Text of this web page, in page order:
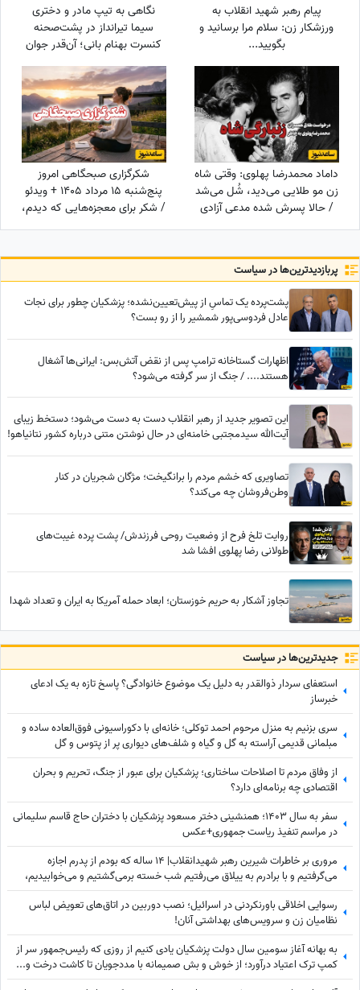
پیام رهبر شهید انقلاب به
ورزشکار زن: سلام مرا برسانید و
بگویید...
نگاهی به تیپ مادر و دختری
سیما تیرانداز در پشت‌صحنه
کنسرت بهنام بانی؛ آن‌قدر جوان
که همه گفتند خواهرش است! +
عکس
داماد محمدرضا پهلوی: وقتی شاه
زن مو طلایی می‌دید، شُل می‌شد
/ حالا پسرش شده مدعی آزادی
زنان!!!
شکرگزاری صبحگاهی امروز
پنج‌شنبه 15 مرداد 1405 + ویدئو
/ شکر برای معجزه‌هایی که دیدم،
برای نعمت‌هایی که هنوز
همین حالا در مسیر رسیدن به
پربازدید‌ترین‌ها در سیاست
پشت‌پرده یک تماسِ از پیش‌تعیین‌نشده؛ پزشکیان چطور برای نجات
عادل فردوسی‌پور شمشیر را از رو بست؟
اظهارات گستاخانه ترامپ پس از نقض آتش‌بس: ایرانی‌ها آشغال
هستند.... / جنگ از سر گرفته می‌شود؟
این تصویر جدید از رهبر انقلاب دست به دست ‌می‌شود؛ دستخط زیبای
آیت‌الله سیدمجتبی خامنه‌ای در حال نوشتن متنی درباره کشور نتانیاهو!
تصاویری که خشم مردم را برانگیخت؛ مژگان شجریان در کنار
وطن‌فروشان چه می‌کند؟
روایت تلخ فرح از وضعیت روحی فرزندش/ پشت پرده غیبت‌های
طولانی رضا پهلوی افشا شد
تجاوز آشکار به حریم خوزستان؛ ابعاد حمله آمریکا به ایران و تعداد شهدا
جدید‌ترین‌ها در سیاست
استعفای سردار ذوالقدر به دلیل یک موضوع خانوادگی؟ پاسخ تازه به یک ادعای
خبرساز
سری بزنیم به منزل مرحوم احمد توکلی؛ خانه‌ای با دکوراسیونی فوق‌العاده ساده و
مبلمانی قدیمی آراسته به گل و گیاه و شلف‌های دیواری پر از پتوس و گل
گندمی+عکس
از وفاق مردم تا اصلاحات ساختاری؛ پزشکیان برای عبور از جنگ، تحریم و بحران
اقتصادی چه برنامه‌ای دارد؟
سفر به سال 1403؛ همنشینی دختر مسعود پزشکیان با دختران حاج قاسم سلیمانی
در مراسم تنفیذ ریاست جمهوری+عکس
مروری بر خاطرات شیرین رهبر شهیدانقلاب| 14 ساله که بودم از پدرم اجازه
می‌گرفتیم و با برادرم به ییلاق می‌رفتیم شب خسته برمی‌گشتیم و می‌خوابیدیم،
پدرم ما را ...
رسوایی اخلاقی باورنکردنی در اسرائیل؛ نصب دوربین در اتاق‌های تعویض لباس
نظامیان زن و سرویس‌های بهداشتی آنان!
به بهانه آغاز سومین سال دولت پزشکیان یادی کنیم از روزی که رئیس‌جمهور سر از
کمپ ترک اعتیاد درآورد؛ از خوش و بش صمیمانه با مددجویان تا کاشت درخت و...